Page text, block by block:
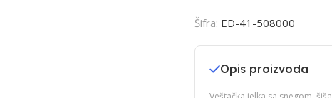
Šifra: ED-41-508000
Opis proizvoda